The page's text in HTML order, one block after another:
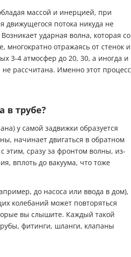
массой и инерцией, при
движущегося потока никуда не
ударная волна, которая со
многократно отражаясь от стенок и
3-4 атмосфер до 20, 30, а иногда и
рассчитана. Именно этот процесс
в трубе?
у самой задвижки образуется
начинает двигаться в обратном
сразу за фронтом волны, из-
вплоть до вакуума, что тоже
до насоса или ввода в дом),
колебаний может повторяться
вы слышите. Каждый такой
фитинги, шланги, клапаны